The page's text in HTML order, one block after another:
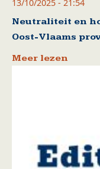
13/10/2025 - 21:54
Neutraliteit en
Oost-Vlaams
Meer lezen